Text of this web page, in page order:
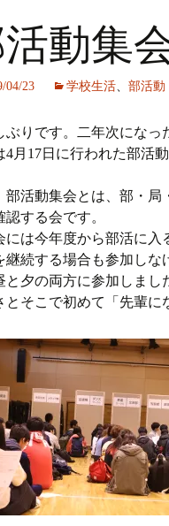
チプロジェクト
ィア局
の活動
の活動
次の活動
動集
04/23 学校生活、 部活動
ぶりです。二年次になっ
4月17日に行われた部活
部活動集会とは、部・
認する会です。
には今年度から部活に
継続する場合も参加しな
と夕の両方に参加しまし
とそこで初めて「先輩に